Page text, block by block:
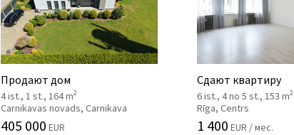
Продают дом
4 ist., 1 st., 164 m2
Carnikavas novads, Carnikava
405 000 EUR
Сдают квартиру
6 ist., 4 no 5 st., 153 m2
Rīga, Centrs
1 400 EUR / мес.